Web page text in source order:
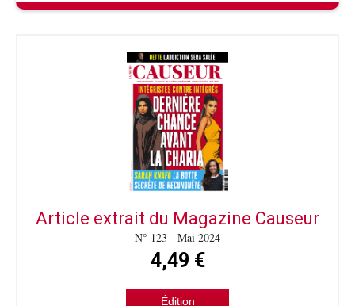
Article extrait du Magazine Causeur
N° 123 - Mai 2024
4,49 €
Édition